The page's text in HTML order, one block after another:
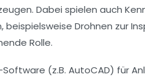
Dabei spielen auch
Drohnen zur
Rolle.
(z.B. AutoCAD) für